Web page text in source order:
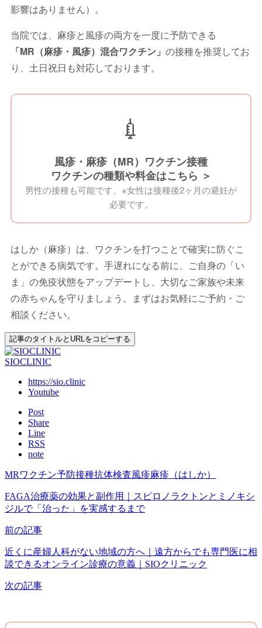
影響はありません）。
当院では、麻疹と風疹の両方を一度に予防できる
「MR（麻疹・風疹）混合ワクチン」 の接種を推奨してお
り、土日祝日も対応しております。
💉
風疹・麻疹（MR）ワクチン接種
ワクチンの種類や料金はこちら ＞
男性の接種も可能です。※女性は接種後2ヶ月の避妊が
必要です。
はしか（麻疹）は、ワクチンを打つことで確実に防ぐこ
とができる病気です。手遅れになる前に、ご自身の「い
ま」の免疫状態をアップデートし、大切なご家族や未来
の赤ちゃんを守りましょう。まずはお気軽にご予約・ご
相談ください。
記事のタイトルとURLをコピーする
SIOCLINIC
https://sio.clinic
Youtube
Post
Share
Line
RSS
note
MRワクチン予防接種抗体検査風疹麻疹（はしか）
FAGA治療薬の効果と副作用｜スピロノラクトンとミノキシ
ジルで「治った」を実感するまで
前の記事
近くに産婦人科がない地域の方へ｜遠方からでも専門医に相
談できるオンライン診療の意義｜SIOクリニック
次の記事